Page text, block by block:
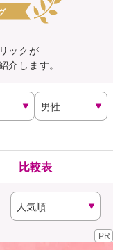
用保険
ま向け
（無料）
ックが
介します。
比較表
PR